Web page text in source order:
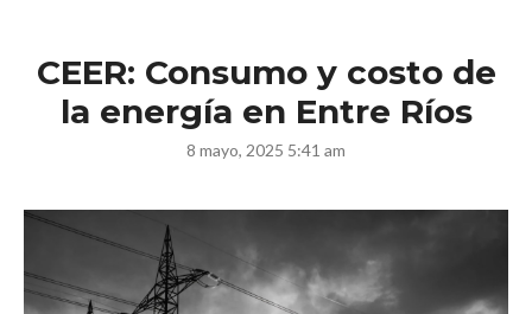
CEER: Consumo y costo de
la energía en Entre Ríos
8 mayo, 2025 5:41 am